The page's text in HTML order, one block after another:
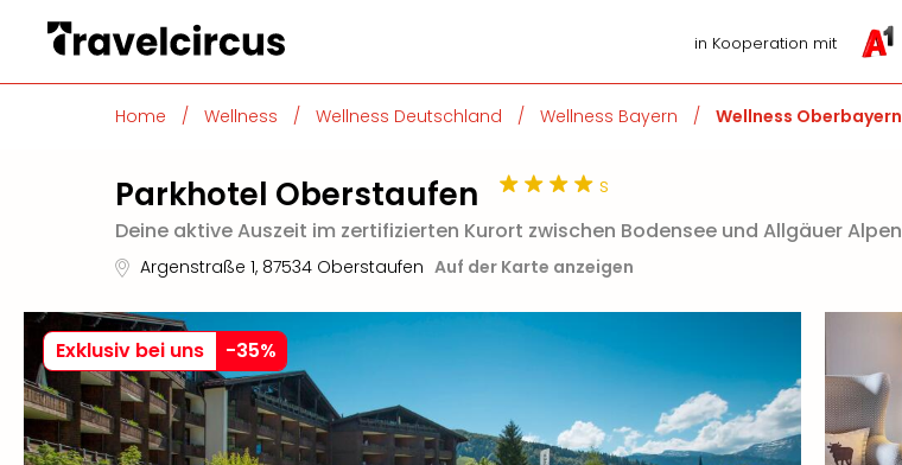
in Kooperation mit
Home / Wellness / Wellness Deutschland / Wellness Bayern / Wellness Oberbayern
Parkhotel Oberstaufen
s
Deine aktive Auszeit im zertifizierten Kurort zwischen Bodensee und Allgäuer Alpen
Argenstraße 1, 87534 Oberstaufen Auf der Karte anzeigen
Exklusiv bei uns -35%